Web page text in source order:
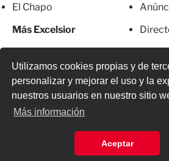
Utilizamos cookies propias y de
personalizar y mejorar el uso y la
nuestros usuarios en nuestro sitio
Más información
Aceptar
El Chapo
Más Excelsior
© 2026 Todos los derechos reservados.
o parcial, incluyendo cualquier